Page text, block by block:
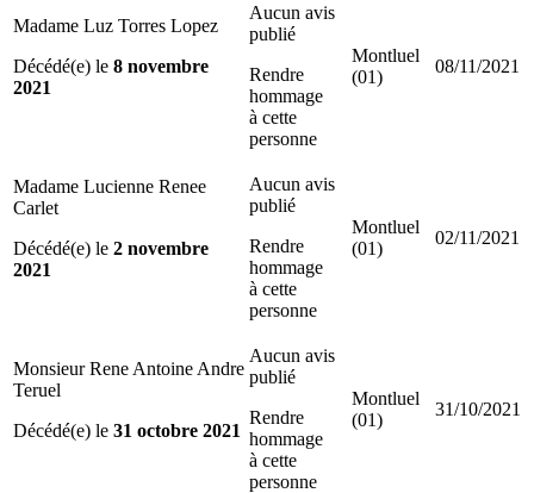
Madame Luz Torres Lopez
Décédé(e) le 8 novembre
2021
Aucun avis
publié
Rendre
hommage
à cette
personne
Montluel
(01)
08/11/2021
Madame Lucienne Renee
Carlet
Décédé(e) le 2 novembre
2021
Aucun avis
publié
Rendre
hommage
à cette
personne
Montluel
(01)
02/11/2021
Monsieur Rene Antoine Andre
Teruel
Décédé(e) le 31 octobre 2021
Aucun avis
publié
Rendre
hommage
à cette
personne
Montluel
(01)
31/10/2021